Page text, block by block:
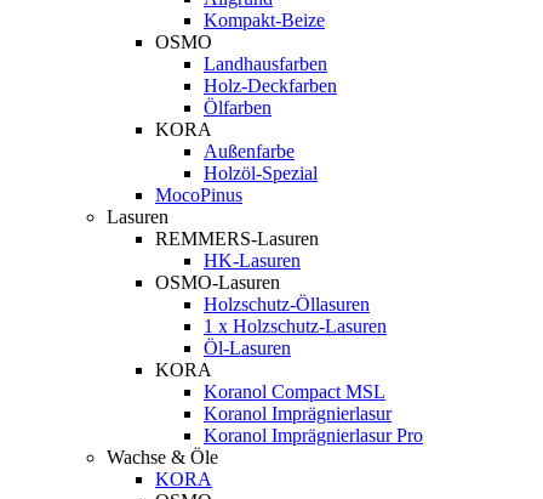
Kompakt-Beize
OSMO
Landhausfarben
Holz-Deckfarben
Ölfarben
KORA
Außenfarbe
Holzöl-Spezial
MocoPinus
Lasuren
REMMERS-Lasuren
HK-Lasuren
OSMO-Lasuren
Holzschutz-Öllasuren
1 x Holzschutz-Lasuren
Öl-Lasuren
KORA
Koranol Compact MSL
Koranol Imprägnierlasur
Koranol Imprägnierlasur Pro
Wachse & Öle
KORA